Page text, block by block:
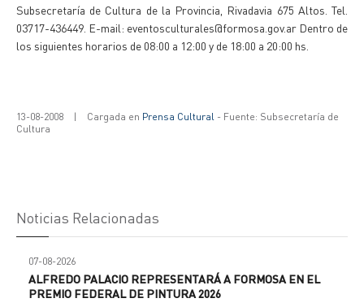
Subsecretaría de Cultura de la Provincia, Rivadavia 675 Altos. Tel.
03717-436449. E-mail: eventosculturales@formosa.gov.ar Dentro de
los siguientes horarios de 08:00 a 12:00 y de 18:00 a 20:00 hs.
13-08-2008 | Cargada en Prensa Cultural - Fuente: Subsecretaría de
Cultura
Noticias Relacionadas
07-08-2026
ALFREDO PALACIO REPRESENTARÁ A FORMOSA EN EL
PREMIO FEDERAL DE PINTURA 2026